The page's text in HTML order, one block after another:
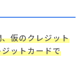
仮のクレジット
ットカードで